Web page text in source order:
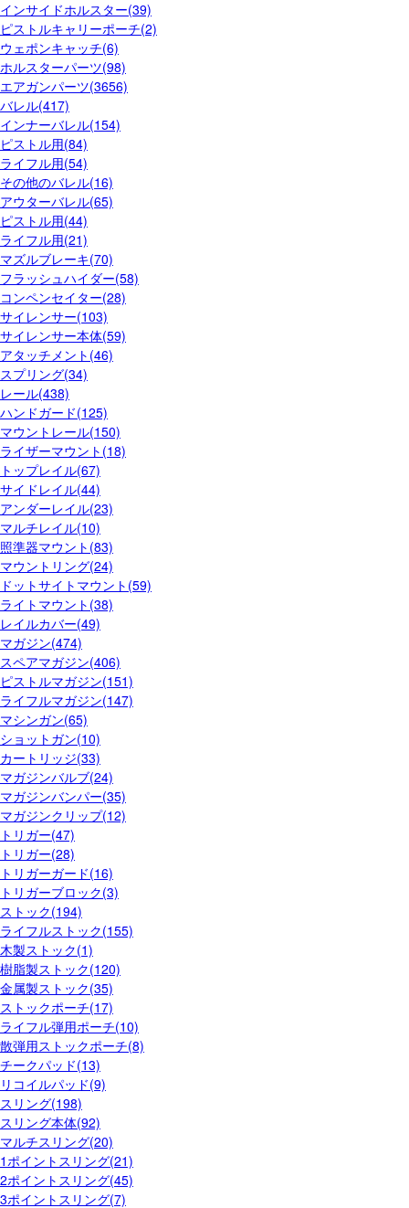
インサイドホルスター(39)
ピストルキャリーポーチ(2)
ウェポンキャッチ(6)
ホルスターパーツ(98)
エアガンパーツ(3656)
バレル(417)
インナーバレル(154)
ピストル用(84)
ライフル用(54)
その他のバレル(16)
アウターバレル(65)
ピストル用(44)
ライフル用(21)
マズルブレーキ(70)
フラッシュハイダー(58)
コンペンセイター(28)
サイレンサー(103)
サイレンサー本体(59)
アタッチメント(46)
スプリング(34)
レール(438)
ハンドガード(125)
マウントレール(150)
ライザーマウント(18)
トップレイル(67)
サイドレイル(44)
アンダーレイル(23)
マルチレイル(10)
照準器マウント(83)
マウントリング(24)
ドットサイトマウント(59)
ライトマウント(38)
レイルカバー(49)
マガジン(474)
スペアマガジン(406)
ピストルマガジン(151)
ライフルマガジン(147)
マシンガン(65)
ショットガン(10)
カートリッジ(33)
マガジンバルブ(24)
マガジンバンパー(35)
マガジンクリップ(12)
トリガー(47)
トリガー(28)
トリガーガード(16)
トリガーブロック(3)
ストック(194)
ライフルストック(155)
木製ストック(1)
樹脂製ストック(120)
金属製ストック(35)
ストックポーチ(17)
ライフル弾用ポーチ(10)
散弾用ストックポーチ(8)
チークパッド(13)
リコイルパッド(9)
スリング(198)
スリング本体(92)
マルチスリング(20)
1ポイントスリング(21)
2ポイントスリング(45)
3ポイントスリング(7)